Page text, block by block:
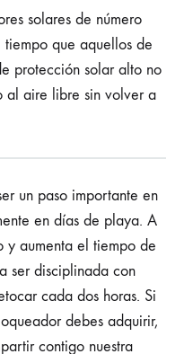
solares de número
que aquellos de
protección solar alto no
al aire libre sin volver a
un paso importante en
en días de playa. A
y aumenta el tiempo de
ser disciplinada con
cada dos horas. Si
debes adquirir,
contigo nuestra